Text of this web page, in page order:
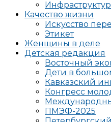
Качество жизни
Искусство
Этикет
Женщины в деле
Детская редакция
Восточный
Дети в
Кавказский
Конгресс
ПМЭФ-2025